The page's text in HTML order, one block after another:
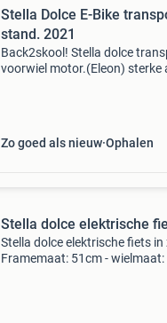
Stella Dolce E-Bike
stand. 2021
Back2skool! Stella dolce
voorwiel motor.(Eleon) sterke
Zo goed als nieuw Ophalen
Stella dolce elektrische
Stella dolce elektrische fiets
Framemaat: 51cm - wielmaat: